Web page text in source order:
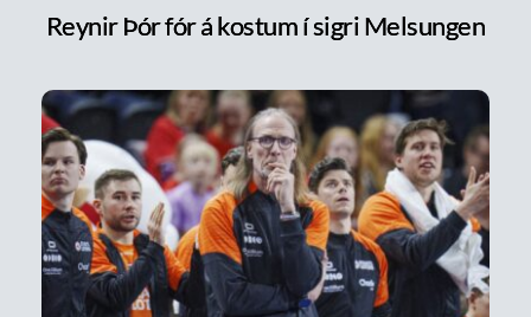
Reynir Þór fór á kostum í sigri Melsungen